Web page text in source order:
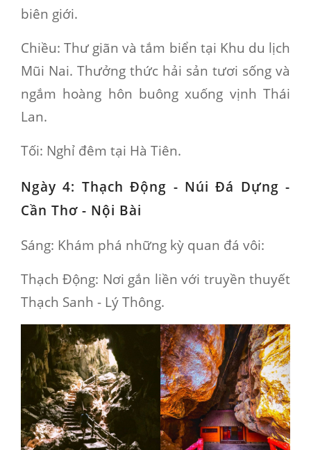
biên giới.
Chiều: Thư giãn và tắm biển tại Khu du lịch
Mũi Nai. Thưởng thức hải sản tươi sống và
ngắm hoàng hôn buông xuống vịnh Thái
Lan.
Tối: Nghỉ đêm tại Hà Tiên.
Ngày 4: Thạch Động - Núi Đá Dựng -
Cần Thơ - Nội Bài
Sáng: Khám phá những kỳ quan đá vôi:
Thạch Động: Nơi gắn liền với truyền thuyết
Thạch Sanh - Lý Thông.